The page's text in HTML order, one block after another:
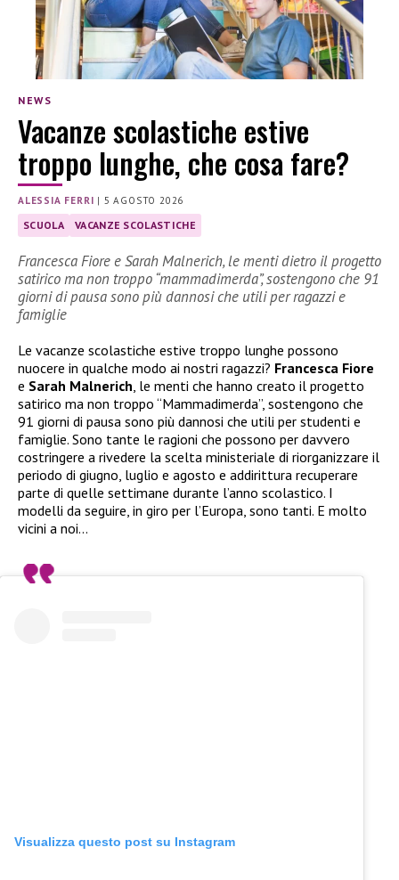
NEWS
Vacanze scolastiche estive
troppo lunghe, che cosa fare?
ALESSIA FERRI | 5 AGOSTO 2026
SCUOLA VACANZE SCOLASTICHE
Francesca Fiore e Sarah Malnerich, le menti dietro il progetto
satirico ma non troppo “mammadimerda”, sostengono che 91
giorni di pausa sono più dannosi che utili per ragazzi e
famiglie
Le vacanze scolastiche estive troppo lunghe possono
nuocere in qualche modo ai nostri ragazzi? Francesca Fiore
e Sarah Malnerich, le menti che hanno creato il progetto
satirico ma non troppo “Mammadimerda”, sostengono che
91 giorni di pausa sono più dannosi che utili per studenti e
famiglie. Sono tante le ragioni che possono per davvero
costringere a rivedere la scelta ministeriale di riorganizzare il
periodo di giugno, luglio e agosto e addirittura recuperare
parte di quelle settimane durante l’anno scolastico. I
modelli da seguire, in giro per l’Europa, sono tanti. E molto
vicini a noi…
Visualizza questo post su Instagram